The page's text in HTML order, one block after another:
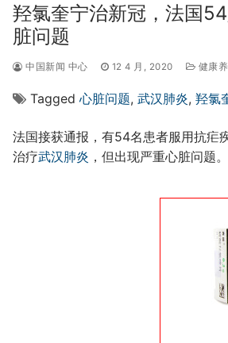
羟氯奎宁治新冠，法国
脏问题
中国新闻 中心 12 4 月, 2020 健康
Tagged 心脏问题, 武汉肺炎, 羟氯
法国接获通报，有54名患者服用抗疟
治疗武汉肺炎 ，但出现严重心脏问题。